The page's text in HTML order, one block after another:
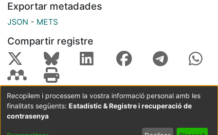
Exportar metadades
JSON - METS
Compartir registre
Coordinació:CRAI UB Avís legal
Metadades
subjectes a:
Configuració
Recopilem i processem la vostra informació personal amb les
finalitats següents: Estadístic & Registre i recuperació de
contrasenya